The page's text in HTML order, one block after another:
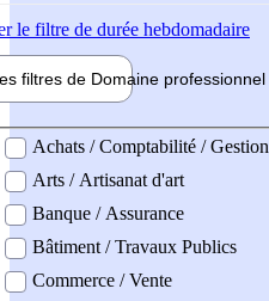
le filtre de durée hebdomadaire
filtres de Domaine professionnel
professionel
Achats / Comptabilité / Gestion
Arts / Artisanat d'art
Banque / Assurance
Bâtiment / Travaux Publics
Commerce / Vente